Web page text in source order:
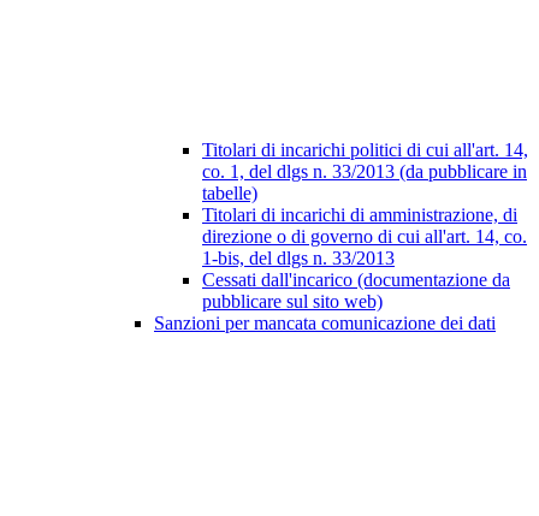
Titolari di incarichi politici di cui all'art. 14,
co. 1, del dlgs n. 33/2013 (da pubblicare in
tabelle)
Titolari di incarichi di amministrazione, di
direzione o di governo di cui all'art. 14, co.
1-bis, del dlgs n. 33/2013
Cessati dall'incarico (documentazione da
pubblicare sul sito web)
Sanzioni per mancata comunicazione dei dati